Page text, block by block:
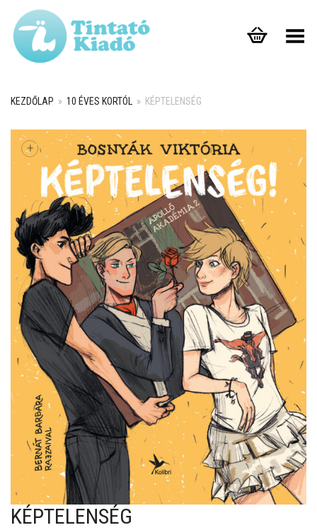
Toggle Menu
KEZDŐLAP » 10 ÉVES KORTÓL » KÉPTELENSÉG
+
KÉPTELENSÉG